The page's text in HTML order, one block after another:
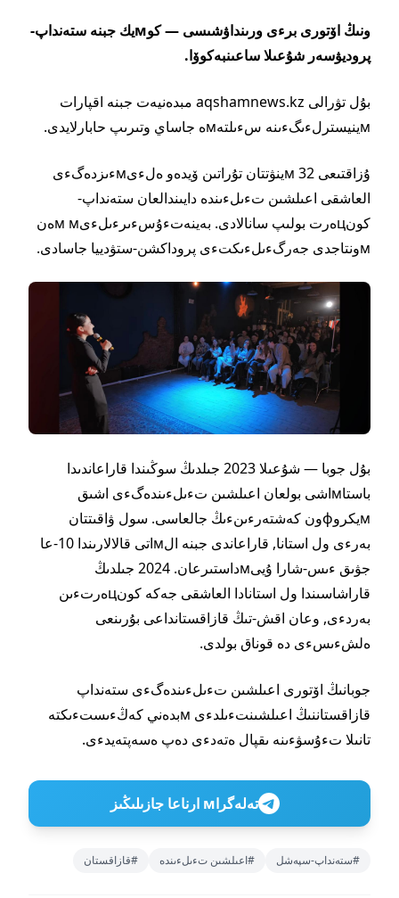
ونىڭ اۆتورى برءى ورىنداۋشىسى — كوмيك جبنە ستەنداپ-
پروديۋسەر شۇعىلا ساعىنبەكوۆا.
بۇل تۋرالى aqshamnews.kz مبدەنيەت جبنە اقپارات
мينيسترلءىگءىنە سءىلتەмە جاساي وتىرىپ حابارلايدى.
ۇزاقتىعى 32 мينۋتتان تۇراتىن ۆيدەو ەلءىмءىزدەگءى
العاشقى اعىلشىن تءىلءىندە دايىندالعان ستەنداپ-
كونцەرت بولىپ سانالادى. بەينەتءۇسءىرءىلءىм мەن
мونتاجدى جەرگءىلءىكتءى پروداكشن-ستۋدييا جاسادى.
بۇل جوبا — شۇعىلا 2023 جىلدىڭ سوڭىندا قاراعاندىدا
باستاмاشى بولعان اعىلشىن تءىلءىندەگءى اشىق
мيكروфون كەشتەرءىنءىڭ جالعاسى. سول ۋاقىتتان
بەرءى ول استانا, قاراعاندى جبنە الмاتى قالالارىندا 10-عا
جۋىق ءىس-شارا ۇيىмداستىرعان. 2024 جىلدىڭ
قاراشاسىندا ول استانادا العاشقى جەكە كونцەرتءىن
بەردءى, وعان اقش-تىڭ قازاقستانداعى بۇرىنعى
ەلشءىسءى دە قوناق بولدى.
جوبانىڭ اۆتورى اعىلشىن تءىلءىندەگءى ستەنداپ
قازاقستاننىڭ اعىلشىنتءىلدءى мبدەني كەڭءىستءىكتە
تانىلا تءۇسۋءىنە ىقپال ەتەدءى دەپ ەسەپتەيدءى.
تەلەگراм ارناعا جازىلىڭىز
#ستەنداپ-سپەشل #اعىلشىن تءىلءىندە #قازاقستان